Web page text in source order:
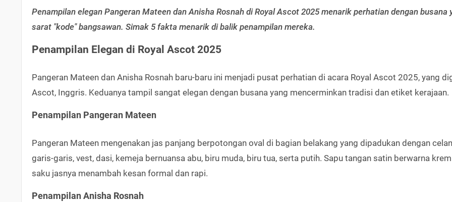
Penampilan elegan Pangeran Mateen dan Anisha Rosnah di Royal Ascot 2025 menarik perhatian dengan busana
sarat "kode" bangsawan. Simak 5 fakta menarik di balik penampilan mereka.
Penampilan Elegan di Royal Ascot 2025
Pangeran Mateen dan Anisha Rosnah baru-baru ini menjadi pusat perhatian di acara Royal Ascot 2025, yang
Ascot, Inggris. Keduanya tampil sangat elegan dengan busana yang mencerminkan tradisi dan etiket kerajaan.
Penampilan Pangeran Mateen
Pangeran Mateen mengenakan jas panjang berpotongan oval di bagian belakang yang dipadukan dengan
garis-garis, vest, dasi, kemeja bernuansa abu, biru muda, biru tua, serta putih. Sapu tangan satin berwarna
saku jasnya menambah kesan formal dan rapi.
Penampilan Anisha Rosnah